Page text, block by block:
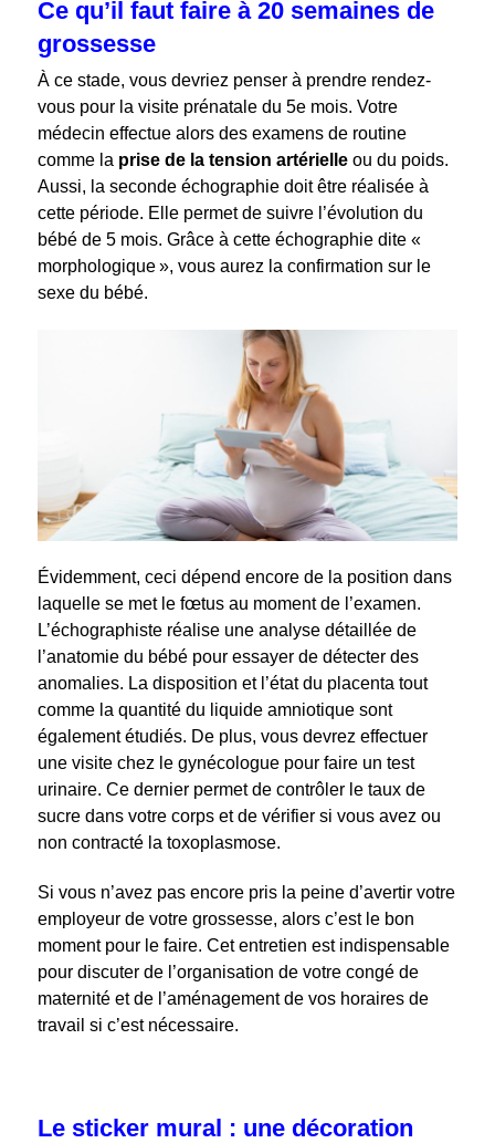
Ce qu’il faut faire à 20 semaines de
grossesse
À ce stade, vous devriez penser à prendre rendez-
vous pour la visite prénatale du 5emois. Votre
médecin effectue alors des examens de routine
comme la prise de la tension artérielleou du poids.
Aussi, la seconde échographie doit être réalisée à
cette période. Elle permet de suivre l’évolution du
bébé de 5 mois. Grâce à cette échographie dite «
morphologique », vous aurez la confirmation sur le
sexe du bébé.
Évidemment, ceci dépend encore de la position dans
laquelle se met le fœtus au moment de l’examen.
L’échographiste réalise une analyse détaillée de
l’anatomie du bébé pour essayer de détecter des
anomalies. La disposition et l’état du placenta tout
comme la quantité du liquide amniotique sont
également étudiés. De plus, vous devrez effectuer
une visite chez le gynécologue pour faire un test
urinaire. Ce dernier permet de contrôler le taux de
sucre dans votre corps et de vérifier si vous avez ou
non contracté la toxoplasmose.
Si vous n’avez pas encore pris la peine d’avertir votre
employeur de votre grossesse, alors c’est le bon
moment pour le faire. Cet entretien est indispensable
pour discuter de l’organisation de votre congé de
maternité et de l’aménagement de vos horaires de
travail si c’est nécessaire.
Le sticker mural : une décoration